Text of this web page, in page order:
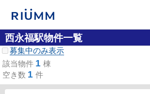
西永福駅物件一覧
募集中のみ表示
該当物件 1 棟
空き数 1 件